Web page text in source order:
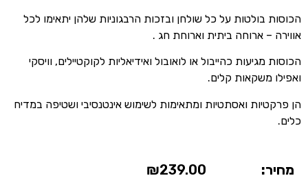
הכוסות בולטות על כל שולחן ובזכות הרבגוניות שלהן יתאימו לכל
אווירה – ארוחה ביתית וארוחת חג .
הכוסות מגיעות כהייבול או לואובול ואידיאליות לקוקטיילים, וויסקי
ואפילו משקאות קלים.
הן פרקטיות ואסתטיות ומתאימות לשימוש אינטנסיבי ושטיפה במדיח
כלים.
מחיר: ₪239.00